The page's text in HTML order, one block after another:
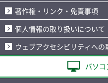
著作権・リンク・免責事項
個人情報の取り扱いについて
ウェブアクセシビリティへの
パソ